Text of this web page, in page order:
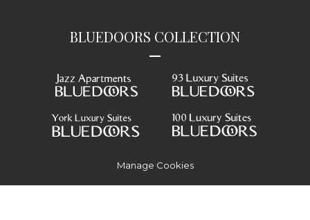
BLUEDOORS COLLECTION
—
Manage Cookies